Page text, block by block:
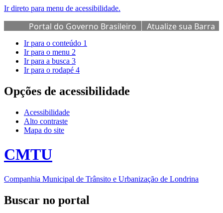
Ir direto para menu de acessibilidade.
Portal do Governo Brasileiro
Atualize sua Barra
de Governo
Ir para o conteúdo 1
Ir para o menu 2
Ir para a busca 3
Ir para o rodapé 4
Opções de acessibilidade
Acessibilidade
Alto contraste
Mapa do site
CMTU
Companhia Municipal de Trânsito e Urbanização de Londrina
Buscar no portal